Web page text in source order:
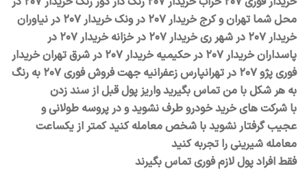
محل شما تهران و کرج خریدار ۲۰۷ در ونک خریدار ۲۰۷ در نیاوران
خریدار ۲۰۷ در شهر ری خریدار ۲۰۷ در خزانه خریدار ۲۰۷ در
پاسداران خریدار ۲۰۷ در حکیمیه خریدار ۲۰۷ در شرق تهران خریدار
فوری پژو ۲۰۷ در تهرانپارس زعفرانیه جهت فروش فوری ۲۰۷ به رنگ
به هر شکل با من تماس بگیرید واریز پول قبل از سند زدن
با شرکت های خرید خودرو طرف نشوید و در پروسه طولانی و
عجیب گرفتار نشوید با شخص معامله کنید کمتر از یکساعت
معامله شیرینی را تجربه کنید
فقط افراد پول لازم فوری تماس بگیرند